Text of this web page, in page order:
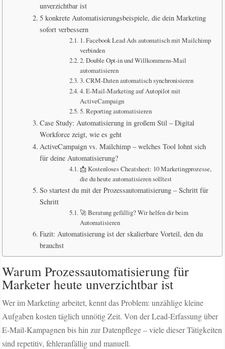
unverzichtbar ist
5 konkrete Automatisierungsbeispiele, die dein Marketing
sofort verbessern
1. Facebook Lead Ads automatisch mit Mailchimp
verbinden
2. Double Opt-in und Willkommens-Mail
automatisieren
3. CRM-Daten automatisch synchronisieren
4. E-Mail-Marketing auf Autopilot mit
ActiveCampaign
5. Reporting automatisieren
Case Study: Automatisierung in großem Stil – Digital
Workforce zeigt, wie es geht
ActiveCampaign vs. Mailchimp – welches Tool lohnt sich
für deine Automatisierung?
📩 Kostenloses Cheatsheet: 10 Marketingprozesse,
die du heute automatisieren solltest
So startest du mit der Prozessautomatisierung – Schritt für
Schritt
🚀 Beratung gefällig? Wir helfen dir beim
Automatisieren
Fazit: Automatisierung ist der skalierbare Vorteil, den du
brauchst
Warum Prozessautomatisierung für
Marketer heute unverzichtbar ist
Wer im Marketing arbeitet, kennt das Problem: unzählige kleine
Aufgaben kosten täglich unnötig Zeit. Von der Lead-Erfassung über
E-Mail-Kampagnen bis hin zur Datenpflege – viele dieser Tätigkeiten
sind repetitiv, fehleranfällig und manuell.